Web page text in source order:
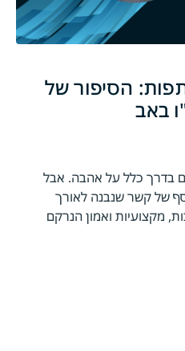
הסיפור של
באב
בדרך כלל על אהבה. אבל
של קשר שנבנה לאורך
מקצועיות ואמון הנרקם